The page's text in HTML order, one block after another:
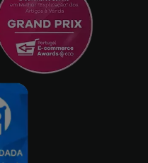
SA
26/09/2025
mas não
reiniciava. Nunca
venda. Também
do terminal sem
256GB, Cinzento